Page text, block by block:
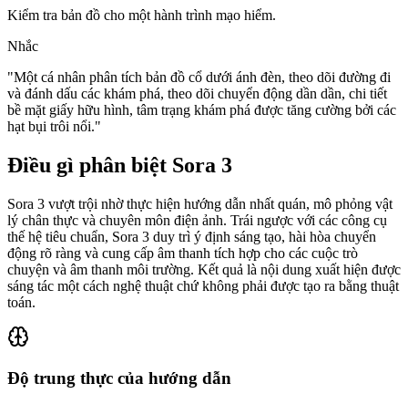
Kiểm tra bản đồ cho một hành trình mạo hiểm.
Nhắc
"Một cá nhân phân tích bản đồ cổ dưới ánh đèn, theo dõi đường đi
và đánh dấu các khám phá, theo dõi chuyển động dần dần, chi tiết
bề mặt giấy hữu hình, tâm trạng khám phá được tăng cường bởi các
hạt bụi trôi nổi."
Điều gì phân biệt Sora 3
Sora 3 vượt trội nhờ thực hiện hướng dẫn nhất quán, mô phỏng vật
lý chân thực và chuyên môn điện ảnh. Trái ngược với các công cụ
thế hệ tiêu chuẩn, Sora 3 duy trì ý định sáng tạo, hài hòa chuyển
động rõ ràng và cung cấp âm thanh tích hợp cho các cuộc trò
chuyện và âm thanh môi trường. Kết quả là nội dung xuất hiện được
sáng tác một cách nghệ thuật chứ không phải được tạo ra bằng thuật
toán.
Độ trung thực của hướng dẫn